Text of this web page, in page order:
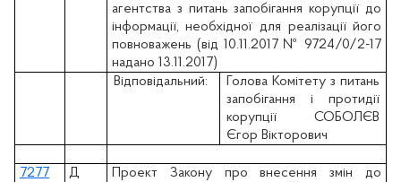
агентства з питань запобігання корупції до
інформації, необхідної для реалізації його
повноважень (вiд 10.11.2017 № 9724/0/2-17
надано 13.11.2017)
Відповідальний:
Голова Комітету з питань
запобігання і протидії
корупції СОБОЛЄВ
Єгор Вікторович
7277 Д
Проект Закону про внесення змін до